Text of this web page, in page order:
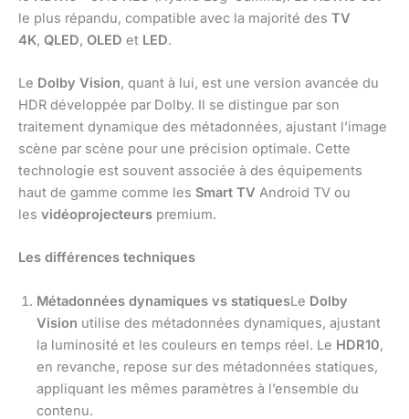
le plus répandu, compatible avec la majorité des TV
4K, QLED, OLED et LED.
Le Dolby Vision, quant à lui, est une version avancée du
HDR développée par Dolby. Il se distingue par son
traitement dynamique des métadonnées, ajustant l’image
scène par scène pour une précision optimale. Cette
technologie est souvent associée à des équipements
haut de gamme comme les Smart TV Android TV ou
les vidéoprojecteurs premium.
Les différences techniques
Métadonnées dynamiques vs statiquesLe Dolby
Vision utilise des métadonnées dynamiques, ajustant
la luminosité et les couleurs en temps réel. Le HDR10,
en revanche, repose sur des métadonnées statiques,
appliquant les mêmes paramètres à l’ensemble du
contenu.